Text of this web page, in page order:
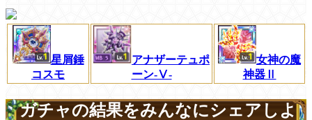
星屑錘
コスモ
アナザーテュポ
ーン-Ⅴ-
女神の魔
神器Ⅱ
ガチャの結果をみんなにシェアしよ